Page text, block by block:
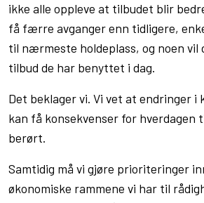
ikke alle oppleve at tilbudet blir
få færre avganger enn tidligere,
til nærmeste holdeplass, og noen vil
tilbud de har benyttet i dag.
Det beklager vi. Vi vet at endringer
kan få konsekvenser for hverdagen
berørt.
Samtidig må vi gjøre prioriteringer
økonomiske rammene vi har til